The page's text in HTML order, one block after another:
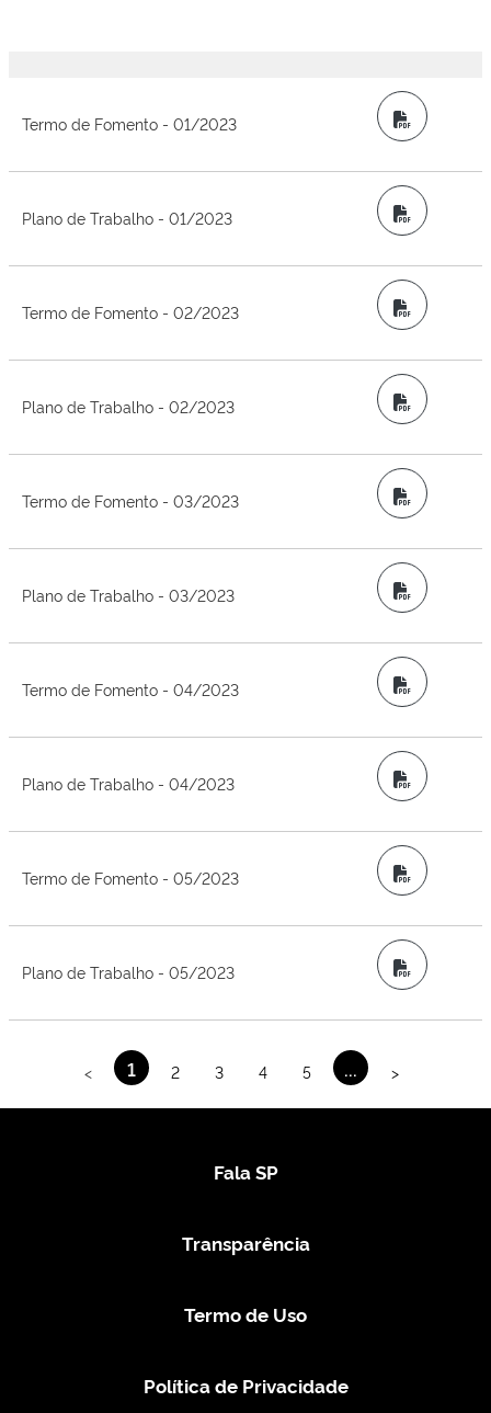
Termo de Fomento - 01/2023 PDF
Plano de Trabalho - 01/2023 PDF
Termo de Fomento - 02/2023 PDF
Plano de Trabalho - 02/2023 PDF
Termo de Fomento - 03/2023 PDF
Plano de Trabalho - 03/2023 PDF
Termo de Fomento - 04/2023 PDF
Plano de Trabalho - 04/2023 PDF
Termo de Fomento - 05/2023 PDF
Plano de Trabalho - 05/2023 PDF
< 1 2 3 4 5 ... >
Fala SP
Transparência
Termo de Uso
Política de Privacidade